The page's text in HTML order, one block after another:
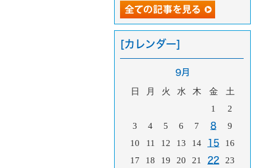
[カレンダー]
9月
日 月 火 水 木 金
土
1
2
3
4 5 6 7 8
9
10
11 12 13 14 15
16
17
18 19 20 21 22
23